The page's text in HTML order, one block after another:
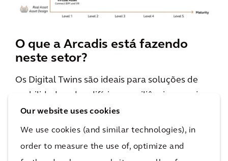
Our website uses cookies
We use cookies (and similar technologies), in
order to measure the use of, optimize and
O que a Arcadis está fazendo
neste setor?
Os Digital Twins são ideais para soluções de
mobilidade e de edifícios e resiliência, ou seja,
água e meio ambiente. Por exemplo, em testes
de estresse em cidades, estações de
tratamento de águas residuais e projeto de
áreas portuárias. Na Arcadis, já estamos